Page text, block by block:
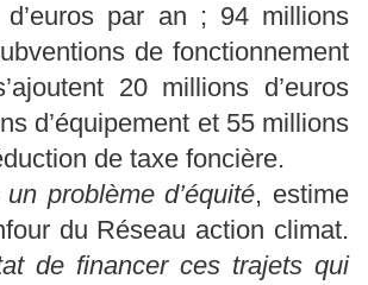
d’euros par an ; 94 millions
de fonctionnement
20 millions d’euros
d’équipement et 55 millions
de taxe foncière.
problème d’équité, estime
du Réseau action climat.
de financer ces trajets qui